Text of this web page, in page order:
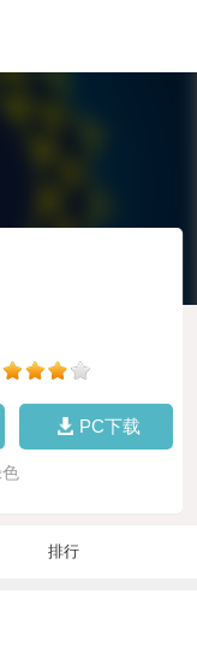
PC下载
排行